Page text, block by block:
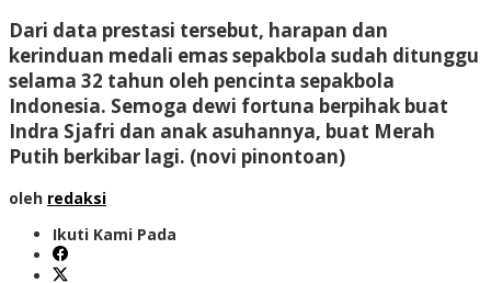
Dari data prestasi tersebut, harapan dan
kerinduan medali emas sepakbola sudah ditunggu
selama 32 tahun oleh pencinta sepakbola
Indonesia. Semoga dewi fortuna berpihak buat
Indra Sjafri dan anak asuhannya, buat Merah
Putih berkibar lagi. (novi pinontoan)
oleh redaksi
Ikuti Kami Pada